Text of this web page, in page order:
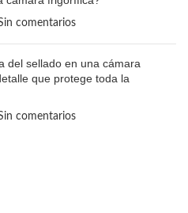
comentarios
del sellado en una cámara
que protege toda la
comentarios